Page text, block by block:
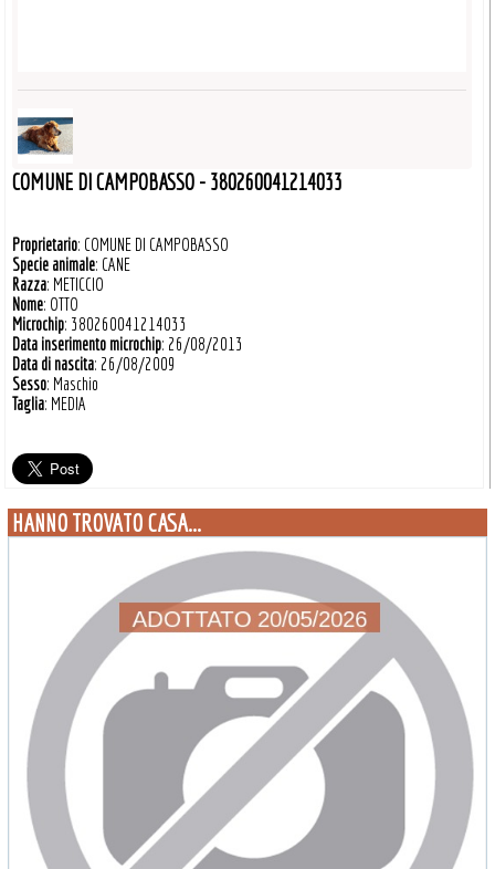
COMUNE DI CAMPOBASSO - 380260041214033
Proprietario: COMUNE DI CAMPOBASSO
Specie animale: CANE
Razza: METICCIO
Nome: OTTO
Microchip: 380260041214033
Data inserimento microchip: 26/08/2013
Data di nascita: 26/08/2009
Sesso: Maschio
Taglia: MEDIA
HANNO TROVATO CASA...